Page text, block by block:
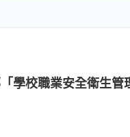
學校職業安全衛生管